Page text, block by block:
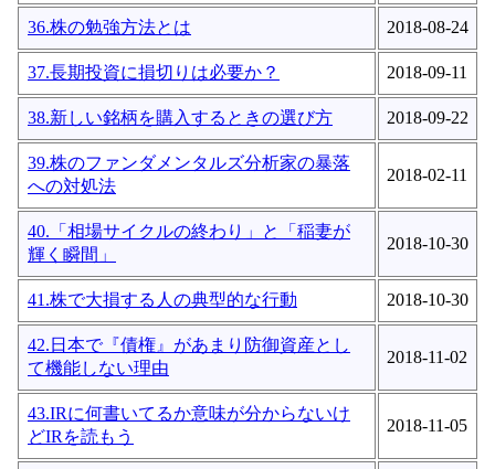
36.株の勉強方法とは 2018-08-24
37.長期投資に損切りは必要か？ 2018-09-11
38.新しい銘柄を購入するときの選び方 2018-09-22
39.株のファンダメンタルズ分析家の暴落
への対処法
2018-02-11
40.「相場サイクルの終わり」と「稲妻が
輝く瞬間」
2018-10-30
41.株で大損する人の典型的な行動 2018-10-30
42.日本で『債権』があまり防御資産とし
て機能しない理由
2018-11-02
43.IRに何書いてるか意味が分からないけ
どIRを読もう
2018-11-05